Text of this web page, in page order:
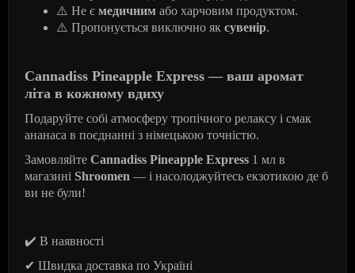
⚠ ️ Не є медичним або харчовим продуктом.
⚠ ️ Пропонується виключно як сувенір.
Cannadiss Pineapple Express — ваш аромат
літа в кожному вдиху
Подаруйте собі атмосферу тропічного релаксу і смак
ананаса в поєднанні з німецькою точністю.
Замовляйте Cannadiss Pineapple Express 1 мл в
магазині Shroomen — і насолоджуйтесь екзотикою де б
ви не були!
✔ ️ В наявності
✔ Швидка доставка по Україні